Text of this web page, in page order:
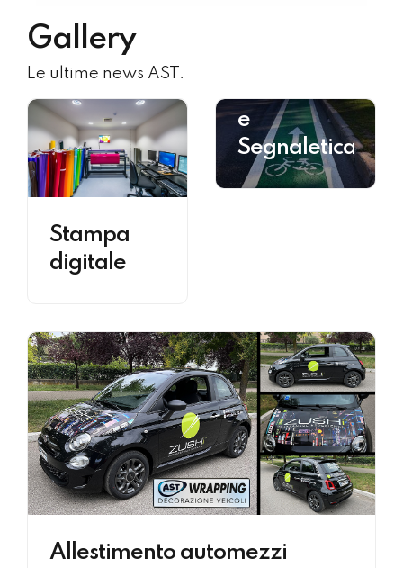
Gallery
Le ultime news AST.
Stampa
digitale
e
Segnaletica
Allestimento automezzi